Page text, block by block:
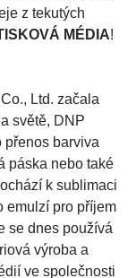
z tekutých
MÉDIA!
Ltd. začala
světě, DNP
přenos barviva
páska nebo také
k sublimaci
emulzí pro příjem
se dnes používá
výroba a
ve společnosti